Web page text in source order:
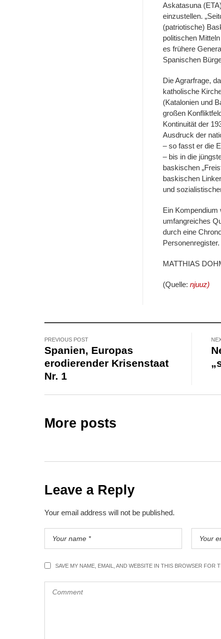
Askatasuna
einzustellen.
(patriotische)
politischen
es frühere
Spanischen
Die Agrarfrage,
katholische
(Katalonien und
großen
Kontinuität der
Ausdruck der
– so fasst er die
– bis in die
baskischen
baskischen
und
Ein Kompendium
umfangreiches
durch eine
MATTHIAS
(Quelle: njuuz)
PREVIOUS POST
Spanien, Europas
erodierender Krisenstaat
Nr. 1
More posts
Leave a Reply
Your email address will not be published.
SAVE MY NAME, EMAIL, AND WEBSITE IN THIS BROWSER FOR